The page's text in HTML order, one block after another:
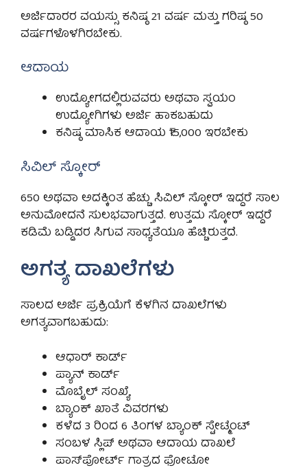
ಅರ್ಜಿದಾರರ ವಯಸ್ಸು ಕನಿಷ್ಠ 21 ವರ್ಷ ಮತ್ತು ಗರಿಷ್ಠ 50
ವರ್ಷಗಳೊಳಗಿರಬೇಕು.
ಆದಾಯ
ಉದ್ಯೋಗದಲ್ಲಿರುವವರು ಅಥವಾ ಸ್ವಯಂ
ಉದ್ಯೋಗಿಗಳು ಅರ್ಜಿ ಹಾಕಬಹುದು
ಕನಿಷ್ಠ ಮಾಸಿಕ ಆದಾಯ ₹15,000 ಇರಬೇಕು
ಸಿವಿಲ್ ಸ್ಕೋರ್
650 ಅಥವಾ ಅದಕ್ಕಿಂತ ಹೆಚ್ಚು ಸಿವಿಲ್ ಸ್ಕೋರ್ ಇದ್ದರೆ ಸಾಲ
ಅನುಮೋದನೆ ಸುಲಭವಾಗುತ್ತದೆ. ಉತ್ತಮ ಸ್ಕೋರ್ ಇದ್ದರೆ
ಕಡಿಮೆ ಬಡ್ಡಿದರ ಸಿಗುವ ಸಾಧ್ಯತೆಯೂ ಹೆಚ್ಚಿರುತ್ತದೆ.
ಅಗತ್ಯ ದಾಖಲೆಗಳು
ಸಾಲದ ಅರ್ಜಿ ಪ್ರಕ್ರಿಯೆಗೆ ಕೆಳಗಿನ ದಾಖಲೆಗಳು
ಅಗತ್ಯವಾಗಬಹುದು:
ಆಧಾರ್ ಕಾರ್ಡ್
ಪ್ಯಾನ್ ಕಾರ್ಡ್
ಮೊಬೈಲ್ ಸಂಖ್ಯೆ
ಬ್ಯಾಂಕ್ ಖಾತೆ ವಿವರಗಳು
ಕಳೆದ 3 ರಿಂದ 6 ತಿಂಗಳ ಬ್ಯಾಂಕ್ ಸ್ಟೇಟ್ಮೆಂಟ್
ಸಂಬಳ ಸ್ಲಿಪ್ ಅಥವಾ ಆದಾಯ ದಾಖಲೆ
ಪಾಸ್‌ಪೋರ್ಟ್ ಗಾತ್ರದ ಫೋಟೋ